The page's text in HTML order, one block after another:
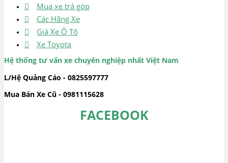
Mua xe trả góp
Các Hãng Xe
Giá Xe Ô Tô
Xe Toyota
Hệ thống tư vấn xe chuyên nghiệp nhất Việt Nam
L/Hệ Quảng Cáo - 0825597777
Mua Bán Xe Cũ - 0981115628
FACEBOOK